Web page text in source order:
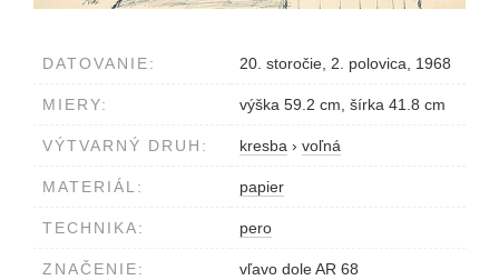
DATOVANIE: 20. storočie, 2. polovica, 1968
MIERY: výška 59.2 cm, šírka 41.8 cm
VÝTVARNÝ DRUH: kresba › voľná
MATERIÁL: papier
TECHNIKA: pero
ZNAČENIE: vľavo dole AR 68